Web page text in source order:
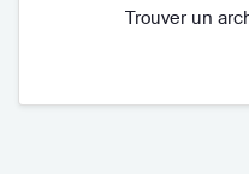
Trouver un